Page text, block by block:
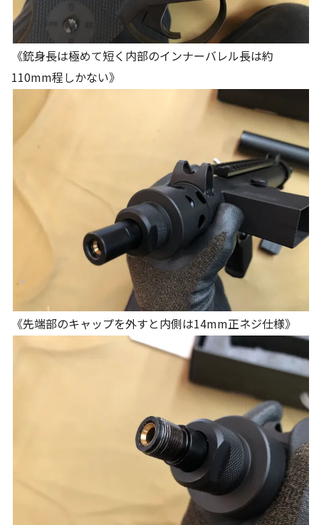
《銃身長は極めて短く内部のインナーバレル長は約
110mm程しかない》
《先端部のキャップを外すと内側は14mm正ネジ仕様》